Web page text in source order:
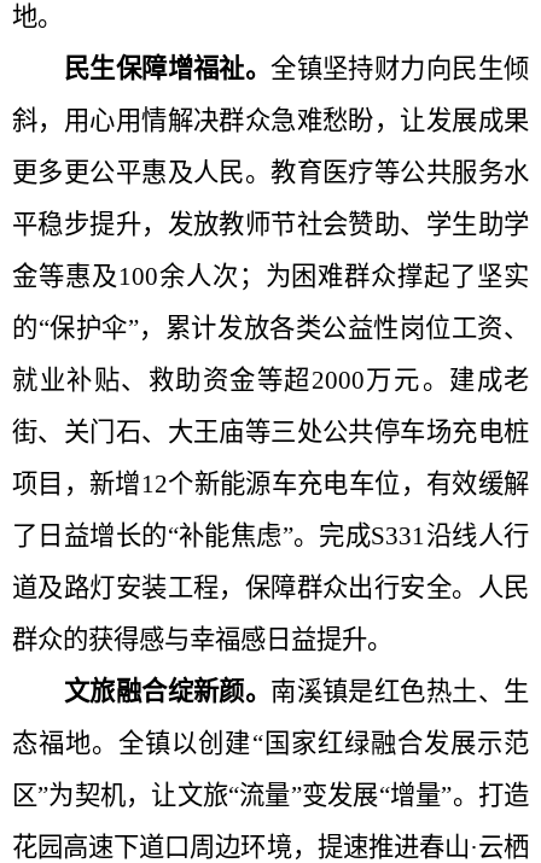
地。
民生保障增福祉。全镇坚持财力向民生倾
斜，用心用情解决群众急难愁盼，让发展成果
更多更公平惠及人民。教育医疗等公共服务水
平稳步提升，发放教师节社会赞助、学生助学
金等惠及‌100余人次‌；为困难群众撑起了坚实
的“保护伞”， 累计发放各类公益性岗位工资、
就业补贴、救助资金等超‌2000万元‌。建成老
街、关门石、大王庙等三处公共停车场充电桩
项目，新增12个新能源车充电车位，有效缓解
了日益增长的“补能焦虑”。完成S331沿线人行
道及路灯安装工程，保障群众出行安全。人民
群众的获得感与幸福感 日益提升。
文旅融合绽新颜。 南溪镇是红色热土、生
态福地。全镇以创建“国家红绿融合发展示范
区”为契机，让文旅“流量”变发展“增量”。打造
花园高速下道口周边环境，提速推进春山·‌云栖